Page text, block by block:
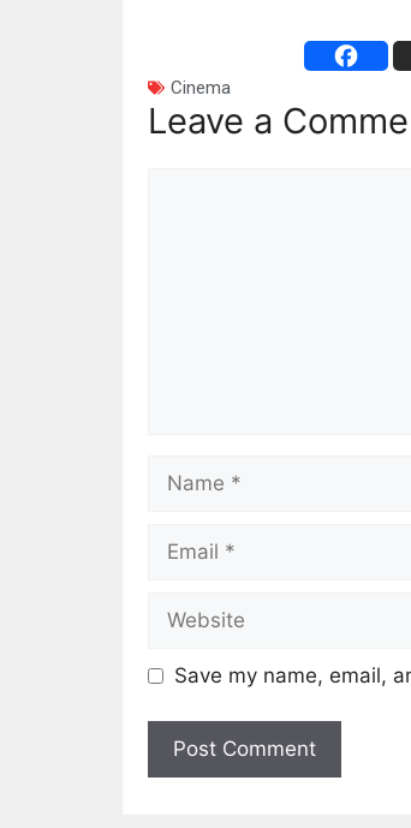
Cinema
Leave a
Save my name, email,